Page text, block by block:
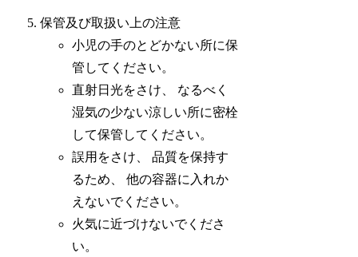
保管及び取扱い上の注意
小児の手のとどかない所に保
管してください。
直射日光をさけ、 なるべく
湿気の少ない涼しい所に密栓
して保管してください。
誤用をさけ、 品質を保持す
るため、 他の容器に入れか
えないでください。
火気に近づけないでくださ
い。